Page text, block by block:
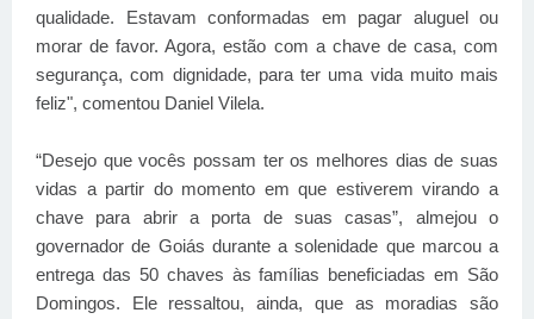
qualidade. Estavam conformadas em pagar aluguel ou
morar de favor. Agora, estão com a chave de casa, com
segurança, com dignidade, para ter uma vida muito mais
feliz", comentou Daniel Vilela.
“Desejo que vocês possam ter os melhores dias de suas
vidas a partir do momento em que estiverem virando a
chave para abrir a porta de suas casas”, almejou o
governador de Goiás durante a solenidade que marcou a
entrega das 50 chaves às famílias beneficiadas em São
Domingos. Ele ressaltou, ainda, que as moradias são